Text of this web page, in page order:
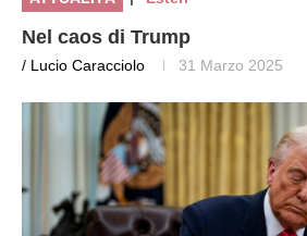
Nel caos di Trump
/ Lucio Caracciolo 31 Marzo 2025